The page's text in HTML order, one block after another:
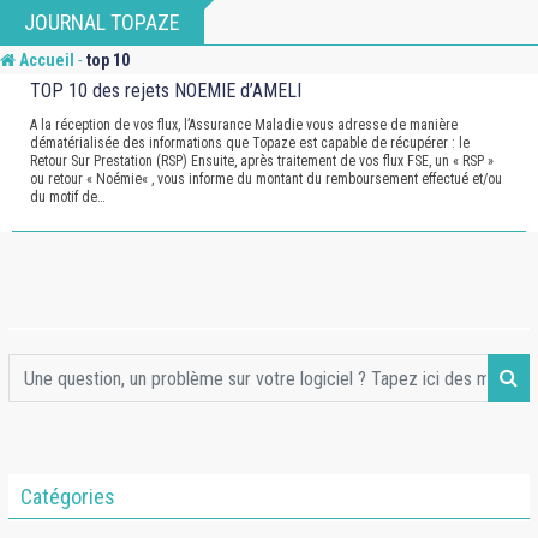
to
content
JOURNAL TOPAZE
Accueil -top 10
TOP 10 des rejets NOEMIE d’AMELI
A la réception de vos flux, l’Assurance Maladie vous adresse de manière
dématérialisée des informations que Topaze est capable de récupérer : le
Retour Sur Prestation (RSP) Ensuite, après traitement de vos flux FSE, un « RSP »
ou retour « Noémie« , vous informe du montant du remboursement effectué et/ou
du motif de…
Catégories